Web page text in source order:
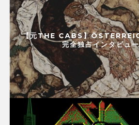
【元THE CABS】
完全独占インタビュ